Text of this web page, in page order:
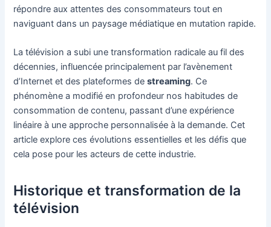
répondre aux attentes des consommateurs tout en
naviguant dans un paysage médiatique en mutation rapide.
La télévision a subi une transformation radicale au fil des
décennies, influencée principalement par l’avènement
d’Internet et des plateformes destreaming. Ce
phénomène a modifié en profondeur nos habitudes de
consommation de contenu, passant d’une expérience
linéaire à une approche personnalisée à la demande. Cet
article explore ces évolutions essentielles et les défis que
cela pose pour les acteurs de cette industrie.
Historique et transformation de la
télévision